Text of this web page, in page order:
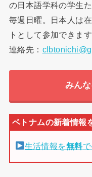
の日本語学科の学生
毎週日曜。日本人は
トとして参加できます
連絡先：
みん
生活情報を無料